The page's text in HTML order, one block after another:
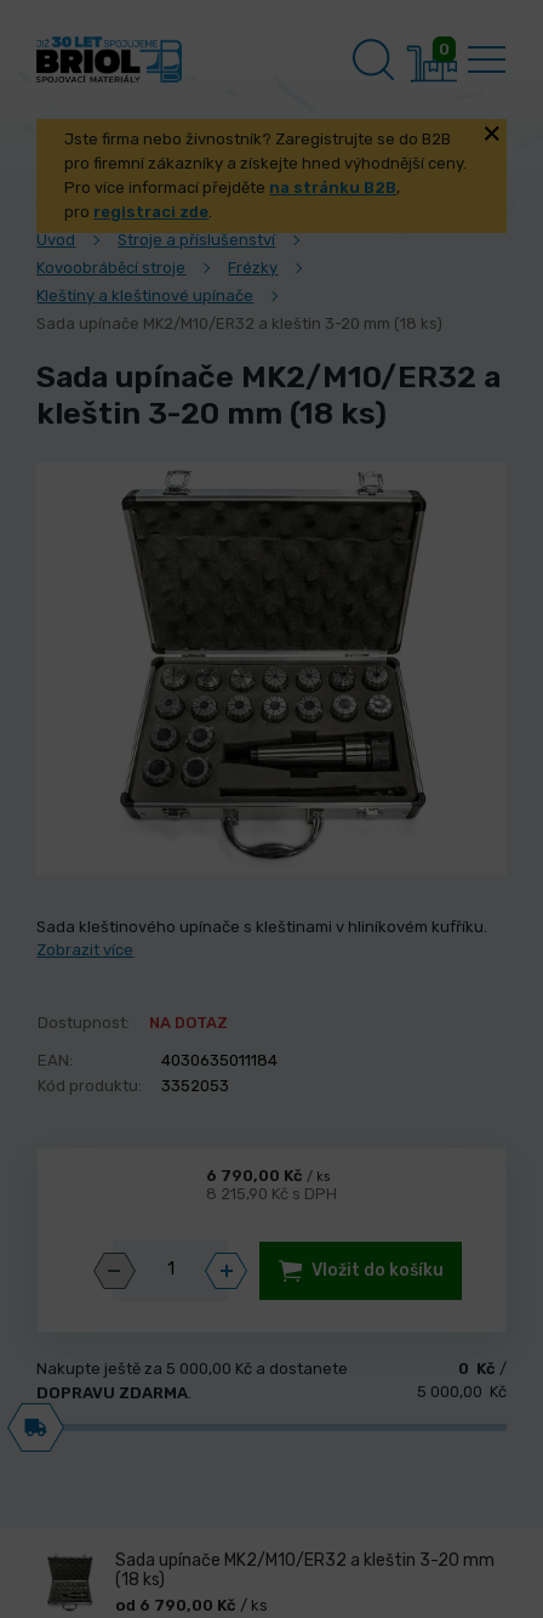
0
Jste firma nebo živnostník? Zaregistrujte se do B2B
pro firemní zákazníky a získejte hned výhodnější ceny.
Pro více informací přejděte na stránku B2B,
pro registraci zde.
Úvod
Stroje a příslušenství
Kovoobráběcí stroje
Frézky
Kleštiny a kleštinové upínače
Sada upínače MK2/M10/ER32 a kleštin 3-20 mm (18 ks)
Sada upínače MK2/M10/ER32 a
kleštin 3-20 mm (18 ks)
Sada kleštinového upínače s kleštinami v hliníkovém kufříku.
Zobrazit více
Dostupnost: NA DOTAZ
EAN:
4030635011184
Kód produktu:
3352053
6 790,00 Kč / ks
8 215,90 Kč s DPH
Vložit do košíku
Nakupte ještě za 5 000,00 Kč a dostanete
DOPRAVU ZDARMA.
0 Kč /
5 000,00 Kč
Sada upínače MK2/M10/ER32 a kleštin 3-20 mm
(18 ks)
od 6 790,00 Kč / ks